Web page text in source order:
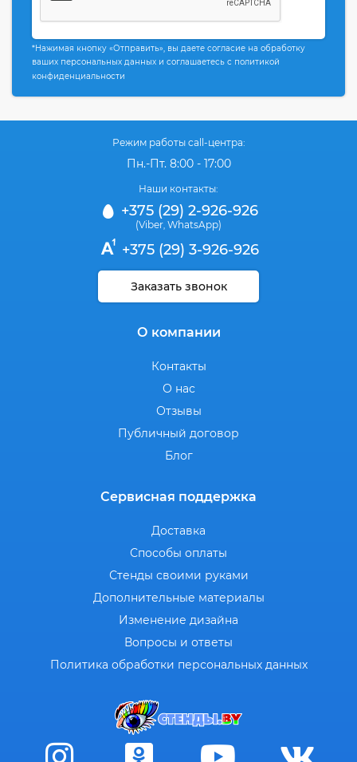
*Нажимая кнопку «Отправить», вы даете согласие на обработку
ваших персональных данных и соглашаетесь с политикой
конфиденциальности
Режим работы call-центра:
Пн.-Пт. 8:00 - 17:00
Наши контакты:
+375 (29) 2-926-926
(Viber WhatsApp)
+375 (29) 3-926-926
Заказать звонок
О компании
Контакты
О нас
Отзывы
Публичный договор
Блог
Сервисная поддержка
Доставка
Способы оплаты
Стенды своими руками
Дополнительные материалы
Изменение дизайна
Вопросы и ответы
Политика обработки персональных данных